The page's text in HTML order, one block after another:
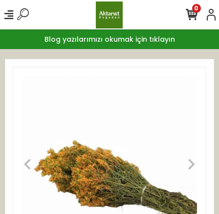
Blog yazılarımızı okumak için tıklayın
0